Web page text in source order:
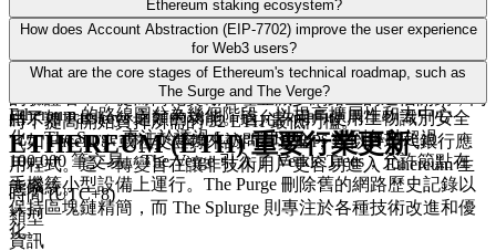
價值交易的高安全性結算層，但 L2 網路利用這些廉價通道為
用戶提供通常不到一美分的交易費用。
用戶透過流動性質押或交易所整合的質押服務參與。這些選項
允許用戶質押極少量的 ETH。作為回報，參與者通常會收到
代表其質押 ETH 的流動性代幣，使他們在獲得獎勵的同時保
持流動性。這顯著降低了參與保護網路安全的門檻。
Ethereum staking ecosystem?
Pectra 升級以 EIP-7251 為特色，重點在於提高質押層的效率。
一個關鍵變化是將驗證者的最大有效餘額從 32 ETH 提高到
2,048 ETH。這允許大規模質押者將其持有的資產合併到更少
的驗證者中，從而簡化獎勵管理並減少網路上的通信開銷，同
時不提高開始質押所需的 32 ETH 最低門檻。
How does Account Abstraction (EIP-7702) improve the user experience
for Web3 users?
Account Abstraction 是一項旨在讓加密錢包更加直觀的技術演
進。EIP-7702 不再需要管理容易遺失的複雜助記詞，而是啟
用了如 Passkeys 之類的功能。這允許用戶使用生物識別安全
（如 FaceID）或社交登錄來訪問其資金，類似於現代銀行應
用程式。這一轉變旨在讓非技術用戶更容易進入 Ethereum 生
態系統。
What are the core stages of Ethereum's technical roadmap, such as
The Surge and The Verge?
Ethereum 的路線圖分為幾個階段，以提高擴展性和去中心
化。The Surge 專注於透過 Layer 2 Rollups 達到每秒超過
100,000 筆交易。The Verge 引入了 Verkle Trees，允許節點在
手機等小型設備上運行。The Purge 刪除舊的網路歷史記錄以
保持區塊鏈精簡，而 The Splurge 則專注於各種技術改進和優
化。
ETHEREUM (ETH) 重要行業更新
時間(UTC+8)
類型
資訊